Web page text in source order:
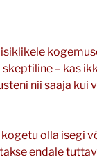
– kas
nii saaja kui
olla isegi
endale